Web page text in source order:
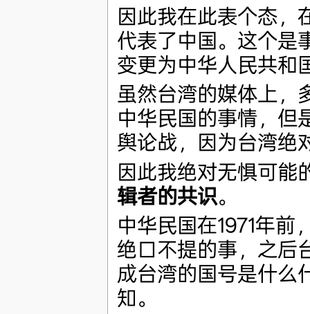
因此我在此表个态，
代表了中国。这个是
变更为中华人民共和
虽然台湾的媒体上，
中华民国的事情，但
舆论战，因为台湾绝
因此我绝对无惧可能
辑者的共识。
中华民国在1971年前
绝口不提的事，之后
成台湾的国号是什么
知。